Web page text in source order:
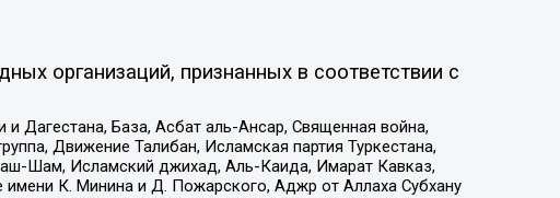
организаций, признанных в соответствии с
База, Асбат аль-Ансар, Священная война,
Движение Талибан, Исламская партия Туркестана,
Шам, Исламский джихад, Аль-Каида, Имарат Кавказ,
К. Минина и Д. Пожарского, Аджр от Аллаха Субхану